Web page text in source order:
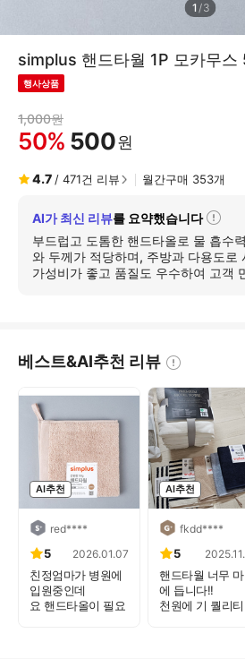
1/3
simplus 핸드타월 1P 모카무스
행사상품
1,000원
50% 500원
4.7 / 471건 리뷰 월간구매 353개
AI가 최신 리뷰를 요약했습니다
자
세
히
보
부드럽고 도톰한 핸드타올로 물 흡수
와 두께가 적당하며, 주방과 다용도로
가성비가 좋고 품질도 우수하여 고객
베스트&AI추천 리뷰
AI추천
red****
5 2026.01.07
친정엄마가 병원에
입원중인데
요 핸드타올이 필요
AI추천
fkdd****
5
핸드타월 너무
에 듭니다!!
천원에 기 퀄리